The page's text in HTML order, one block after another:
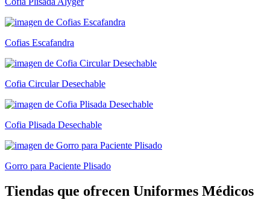
Cofias Escafandra
Cofia Circular Desechable
Cofia Plisada Desechable
Gorro para Paciente Plisado
Tiendas que ofrecen Uniformes Médicos